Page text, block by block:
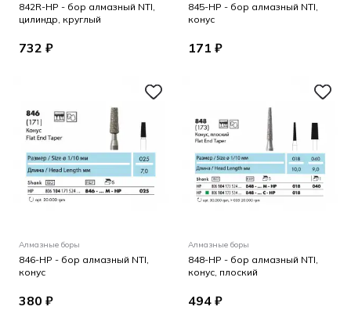
842R-HP - бор алмазный NTI,
цилиндр, круглый
732 ₽
845-HP - бор алмазный NTI,
конус
171 ₽
Алмазные боры
846-HP - бор алмазный NTI,
конус
380 ₽
Алмазные боры
848-HP - бор алмазный NTI,
конус, плоский
494 ₽